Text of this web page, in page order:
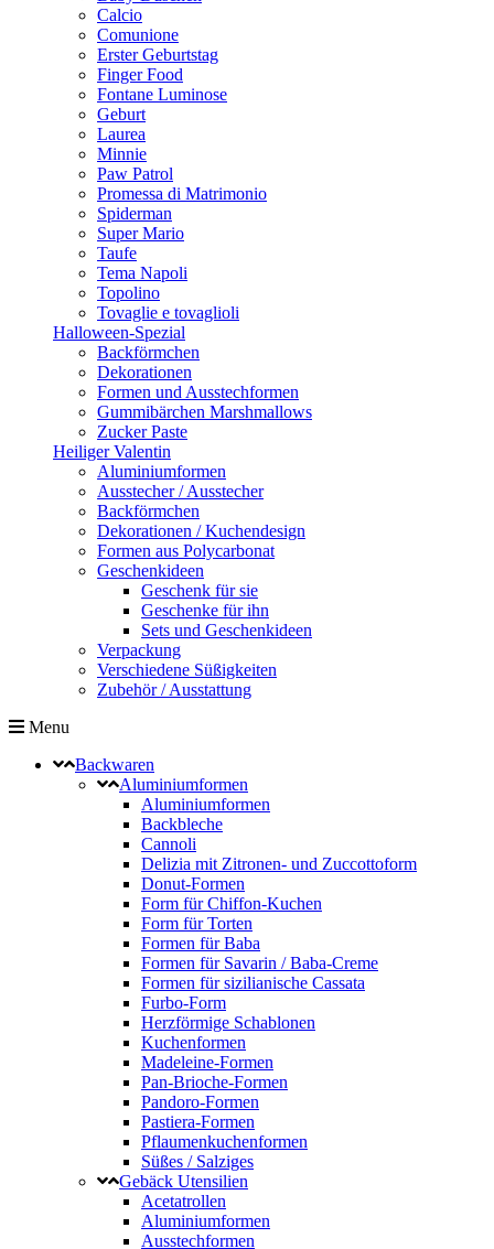
Calcio
Comunione
Erster Geburtstag
Finger Food
Fontane Luminose
Geburt
Laurea
Minnie
Paw Patrol
Promessa di Matrimonio
Spiderman
Super Mario
Taufe
Tema Napoli
Topolino
Tovaglie e tovaglioli
Halloween-Spezial
Backförmchen
Dekorationen
Formen und Ausstechformen
Gummibärchen Marshmallows
Zucker Paste
Heiliger Valentin
Aluminiumformen
Ausstecher / Ausstecher
Backförmchen
Dekorationen / Kuchendesign
Formen aus Polycarbonat
Geschenkideen
Geschenk für sie
Geschenke für ihn
Sets und Geschenkideen
Verpackung
Verschiedene Süßigkeiten
Zubehör / Ausstattung
Menu
Backwaren
Aluminiumformen
Aluminiumformen
Backbleche
Cannoli
Delizia mit Zitronen- und Zuccottoform
Donut-Formen
Form für Chiffon-Kuchen
Form für Torten
Formen für Baba
Formen für Savarin / Baba-Creme
Formen für sizilianische Cassata
Furbo-Form
Herzförmige Schablonen
Kuchenformen
Madeleine-Formen
Pan-Brioche-Formen
Pandoro-Formen
Pastiera-Formen
Pflaumenkuchenformen
Süßes / Salziges
Gebäck Utensilien
Acetatrollen
Aluminiumformen
Ausstechformen